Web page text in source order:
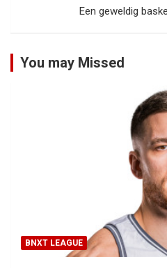
Een geweldig
You may Missed
BNXT LEAGUE